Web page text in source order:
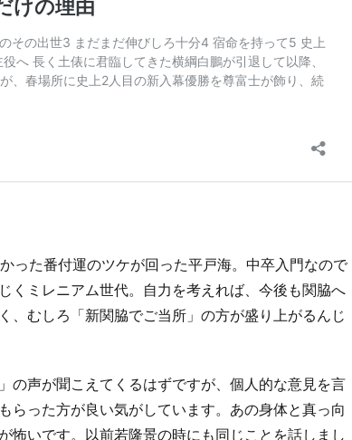
った番付運のツケが回った平戸海。中卒入門なので
くミレニアム世代。自力を考えれば、今後も関脇へ
、むしろ「新関脇でご当所」の方が盛り上がるんじ
の声が聞こえてくるはずですが、個人的な意見を言
らった方が良い気がしています。あの身体と真っ向
怖いです。以前若隆景の時にも同じことを話しまし